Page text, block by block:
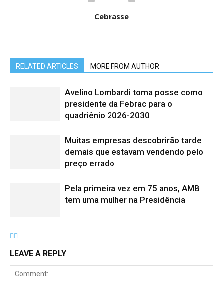
Cebrasse
RELATED ARTICLES MORE FROM AUTHOR
Avelino Lombardi toma posse como
presidente da Febrac para o
quadriênio 2026-2030
Muitas empresas descobrirão tarde
demais que estavam vendendo pelo
preço errado
Pela primeira vez em 75 anos, AMB
tem uma mulher na Presidência
LEAVE A REPLY